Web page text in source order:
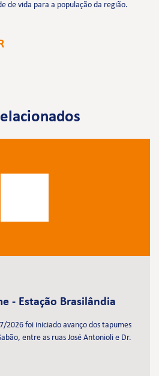
de vida para a população da região.
- Estação Brasilândia
2026 foi iniciado avanço dos tapumes
entre as ruas José Antonioli e Dr.